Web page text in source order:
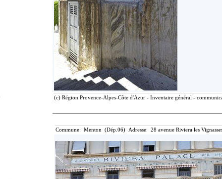
(c) Région Provence-Alpes-Côte d'Azur - Inventaire général -
Commune: Menton (Dép.06) Adresse: 28 avenue Riviera les